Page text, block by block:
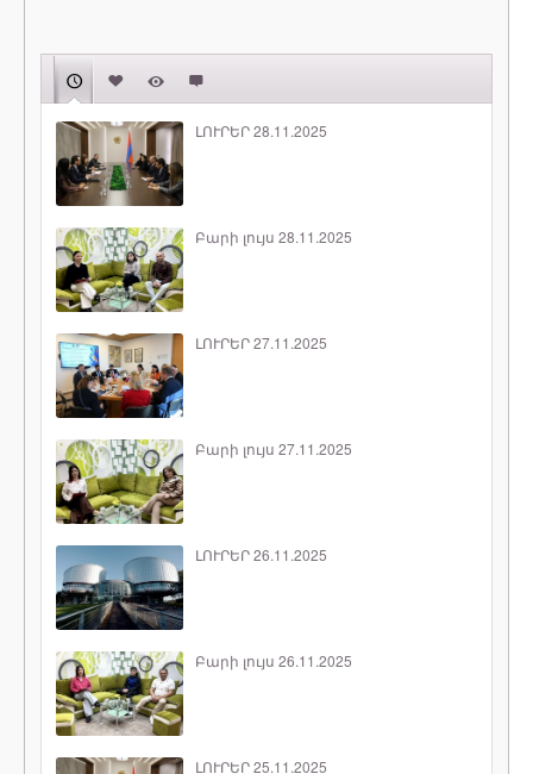
ԼՈՒՐԵՐ 28.11.2025
Բարի լույս 28.11.2025
ԼՈՒՐԵՐ 27.11.2025
Բարի լույս 27.11.2025
ԼՈՒՐԵՐ 26.11.2025
Բարի լույս 26.11.2025
ԼՈՒՐԵՐ 25.11.2025